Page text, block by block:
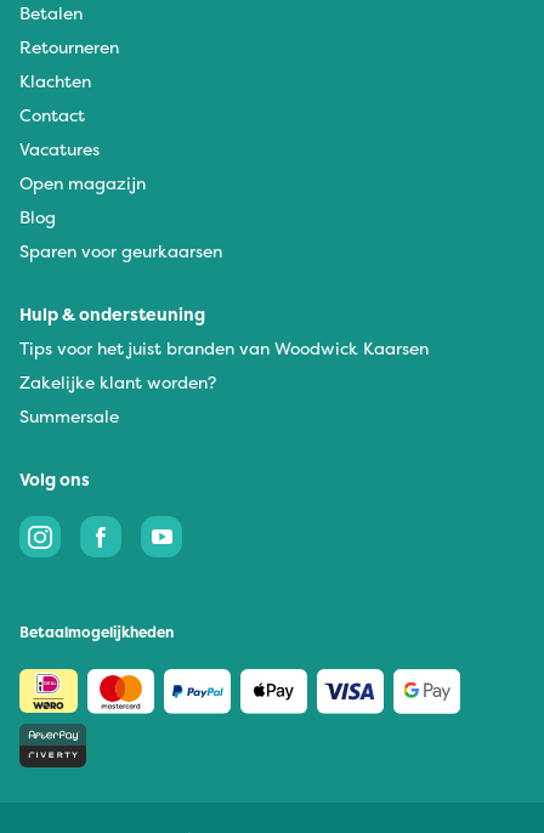
Betalen
Retourneren
Klachten
Contact
Vacatures
Open magazijn
Blog
Sparen voor geurkaarsen
Hulp & ondersteuning
Tips voor het juist branden van Woodwick Kaarsen
Zakelijke klant worden?
Summersale
Volg ons
Betaalmogelijkheden